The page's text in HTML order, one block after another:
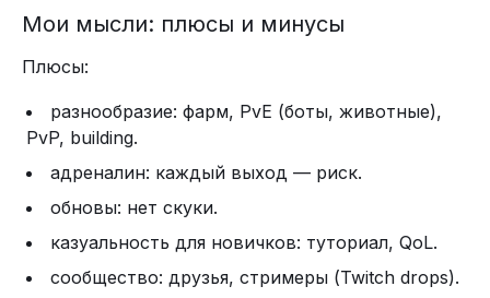
Мои мысли: плюсы и минусы
Плюсы:
разнообразие: фарм, PvE (боты, животные),
PvP, building.
адреналин: каждый выход — риск.
обновы: нет скуки.
казуальность для новичков: туториал, QoL.
сообщество: друзья, стримеры (Twitch drops).